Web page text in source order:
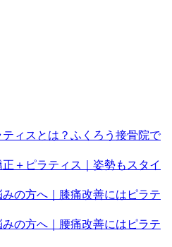
ティスとは？ふくろう接骨院で
正＋ピラティス｜姿勢もスタイ
みの方へ｜膝痛改善にはピラテ
みの方へ｜腰痛改善にはピラテ